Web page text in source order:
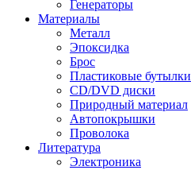
Генераторы
Материалы
Металл
Эпоксидка
Брос
Пластиковые бутылки
CD/DVD диски
Природный материал
Автопокрышки
Проволока
Литература
Электроника